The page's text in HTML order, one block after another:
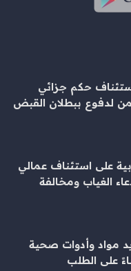
حكم جزائي
لدفوع ببطلان القبض
على استئناف عمالي
الغياب ومخالفة
مواد وأدوات صحية
على الطلب